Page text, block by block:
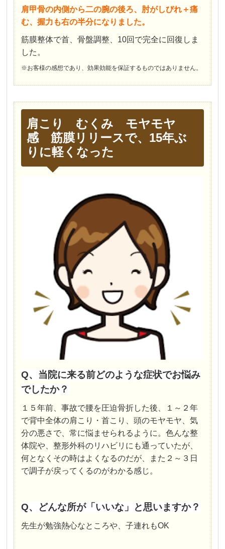
肩甲骨の内側から二の腕の後ろ、肘がしびれ＋痛
む、握力も右の半分になりました。
筋膜整体で首、骨盤調整、10回で完全に回復しま
した。
※お客様の感想であり、効果効能を保証するものではありません。
肩こり むくみ モヤモヤ
感 筋膜リリースで、15年ぶ
りに軽くなった
Q、当院に来る前どのような症状でお悩み
でしたか？
１５年前、事故で腰を圧迫骨折した後、１～２年
で背中全体の肩こり・首こり、頭のモヤモヤ、気
分の悪さで、常に悩ませられるように。色んな整
体院や、整形外科のリハビリにも通っていたが、
何となくその時はよくなるのだが、また２～３日
で調子が戻ってくるのがわかる感じ。
Q、どんな所が「いいな」と思いますか？
先生が勉強熱心なところや、子連れもOK